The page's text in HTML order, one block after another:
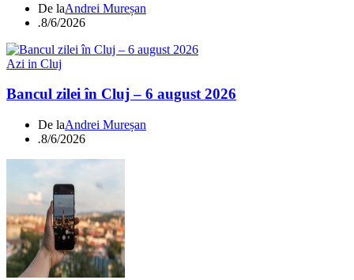
De laAndrei Mureșan
.8/6/2026
Azi in Cluj
Bancul zilei în Cluj – 6 august 2026
De laAndrei Mureșan
.8/6/2026